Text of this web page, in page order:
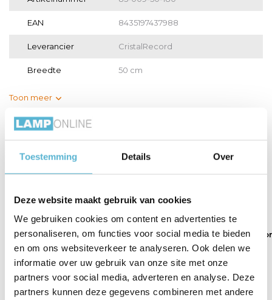
Toestemming Details Over
Deze website maakt gebruik van cookies
We gebruiken cookies om content en advertenties te
personaliseren, om functies voor social media te bieden
en om ons websiteverkeer te analyseren. Ook delen we
informatie over uw gebruik van onze site met onze
partners voor social media, adverteren en analyse. Deze
partners kunnen deze gegevens combineren met andere
EAN 8435197437988
Leverancier CristalRecord
Breedte 50 cm
Toon meer
Vergelijk Delen
Gerelateerde artikelen:
Plafondventilator
€189,95
Plafondventilator
Tivo...
Plafondventilator
Rafa...
€129,95